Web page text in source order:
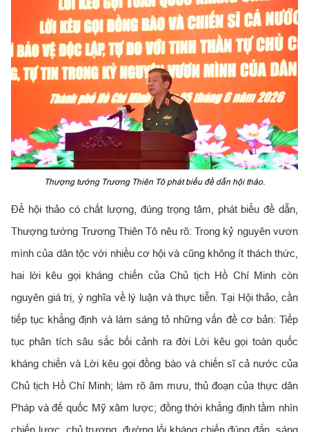
Thượng tướng Trương Thiên Tô phát biểu đề dẫn hội thảo.
Để hội thảo có chất lượng, đúng trọng tâm, phát biểu đề dẫn,
Thượng tướng Trương Thiên Tô nêu rõ: Trong kỷ nguyên vươn
mình của dân tộc với nhiều cơ hội và cũng không ít thách thức,
hai lời kêu gọi kháng chiến của Chủ tịch Hồ Chí Minh còn
nguyên giá trị, ý nghĩa về lý luận và thực tiễn. Tại Hội thảo, cần
tiếp tục khẳng định và làm sáng tỏ những vấn đề cơ bản: Tiếp
tục phân tích sâu sắc bối cảnh ra đời Lời kêu gọi toàn quốc
kháng chiến và Lời kêu gọi đồng bào và chiến sĩ cả nước của
Chủ tịch Hồ Chí Minh; làm rõ âm mưu, thủ đoạn của thực dân
Pháp và đế quốc Mỹ xâm lược; đồng thời khẳng định tầm nhìn
chiến lược, chủ trương, đường lối kháng chiến đúng đắn, sáng